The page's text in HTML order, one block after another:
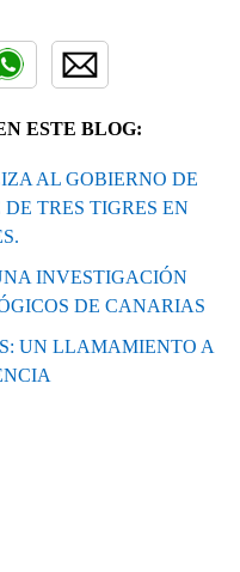
ESTE BLOG:
AL GOBIERNO DE
TRES TIGRES EN
INVESTIGACIÓN
DE CANARIAS
UN LLAMAMIENTO A